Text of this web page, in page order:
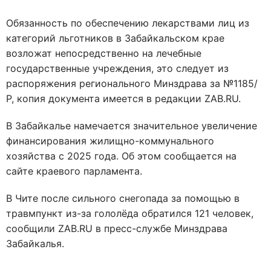
Обязанность по обеспечению лекарствами лиц из
категорий льготников в Забайкальском крае
возложат непосредственно на лечебные
государственные учреждения, это следует из
распоряжения регионального Минздрава за №1185/
Р, копия документа имеется в редакции ZAB.RU.
В Забайкалье намечается значительное увеличение
финансирования жилищно-коммунального
хозяйства с 2025 года. Об этом сообщается на
сайте краевого парламента.
В Чите после сильного снегопада за помощью в
травмпункт из-за гололёда обратился 121 человек,
сообщили ZAB.RU в пресс-службе Минздрава
Забайкалья.